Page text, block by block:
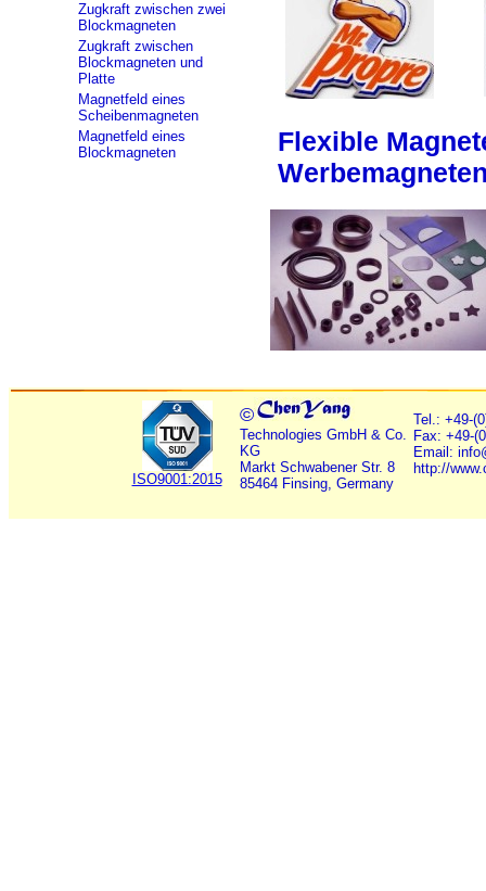
Zugkraft zwischen zwei
Blockmagneten
Zugkraft zwischen
Blockmagneten und
Platte
Magnetfeld eines
Scheibenmagneten
Magnetfeld eines
Blockmagneten
Flexible
ISO9001:2015
©
Technologies GmbH & Co.
KG
Markt Schwabener Str. 8
85464 Finsing, Germany
Tel.: +49-
Fax: +49-
Email:
http://